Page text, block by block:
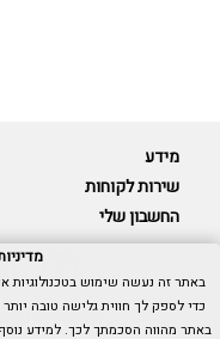
מידע
שירות לקוחות
החשבון שלי
Cubica © כל הזכויות שמורות.
כדי לספק לך חווית גלישה טובה
באתר מהווה הסכמתך לכך. למידע